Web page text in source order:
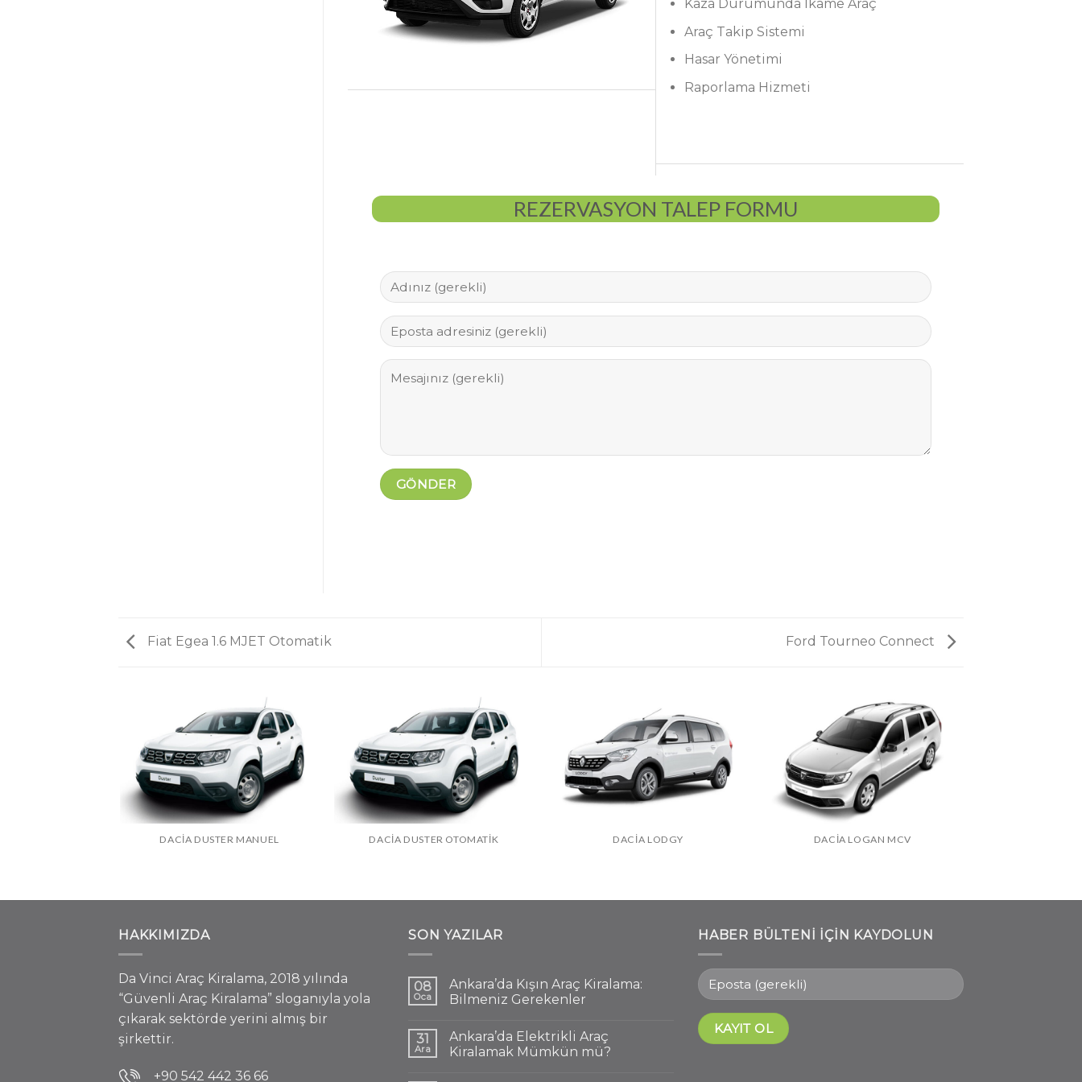
Kaza Durumunda İkame Araç
Araç Takip Sistemi
Hasar Yönetimi
Raporlama Hizmeti
REZERVASYON TALEP FORMU
Fiat Egea 1.6 MJET Otomatik Ford Tourneo Connect
DACIA DUSTER MANUEL DACIA DUSTER OTOMATIK DACIA LODGY DACIA LOGAN MCV
HAKKIMIZDA
Da Vinci Araç Kiralama, 2018 yılında
“Güvenli Araç Kiralama” sloganıyla yola
çıkarak sektörde yerini almış bir
şirkettir.
+90 542 442 36 66
SON YAZILAR
08
Oca
Ankara’da Kışın Araç Kiralama:
Bilmeniz Gerekenler
31
Ara
Ankara’da Elektrikli Araç
Kiralamak Mümkün mü?
HABER BÜLTENI IÇIN KAYDOLUN